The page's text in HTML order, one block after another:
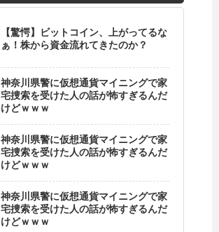
【驚愕】ビットコイン、上がってるな
ぁ！株から資金流れてきたのか？
神奈川県警に仮想通貨マイニングで家
宅捜索を受けた人の話が怖すぎるんだ
けどｗｗｗ
神奈川県警に仮想通貨マイニングで家
宅捜索を受けた人の話が怖すぎるんだ
けどｗｗｗ
神奈川県警に仮想通貨マイニングで家
宅捜索を受けた人の話が怖すぎるんだ
けどｗｗｗ